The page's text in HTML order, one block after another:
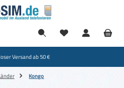
Versand ab 50 €
Kongo